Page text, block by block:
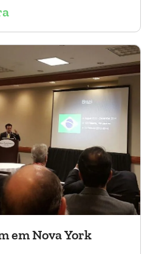
no tratamento
pacientes operados
paraplegia!
em Nova York